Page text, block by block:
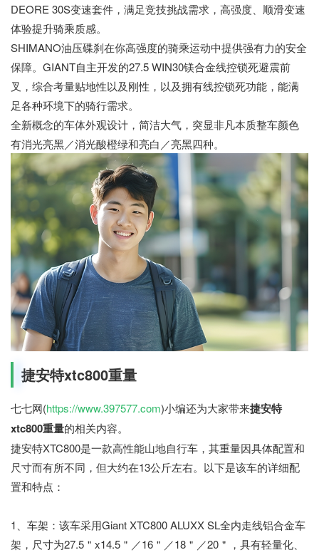
DEORE 30S变速套件，满足竞技挑战需求，高强度、顺滑变速
体验提升骑乘质感。
SHIMANO油压碟刹在你高强度的骑乘运动中提供强有力的安全
保障。GIANT自主开发的27.5 WIN30镁合金线控锁死避震前
叉，综合考量贴地性以及刚性，以及拥有线控锁死功能，能满
足各种环境下的骑行需求。
全新概念的车体外观设计，简洁大气，突显非凡本质整车颜色
有消光亮黑／消光酸橙绿和亮白／亮黑四种。
捷安特xtc800重量
七七网(https://www.397577.com)小编还为大家带来捷安特
xtc800重量的相关内容。
捷安特XTC800是一款高性能山地自行车，其重量因具体配置和
尺寸而有所不同，但大约在13公斤左右。以下是该车的详细配
置和特点：
1、车架：该车采用Giant XTC800 ALUXX SL全内走线铝合金车
架，尺寸为27.5＂x14.5＂／16＂／18＂／20＂，具有轻量化、